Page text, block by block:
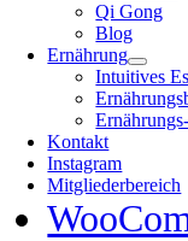
Qi Gong
Blog
Ernährung
Intuitives
Kontakt
Instagram
Mitgliederbereich